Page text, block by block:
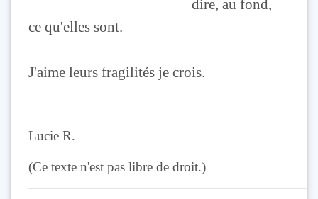
dire, au fond,
ce qu'elles sont.
J'aime leurs fragilités je crois.
Lucie R.
(Ce texte n'est pas libre de droit.)